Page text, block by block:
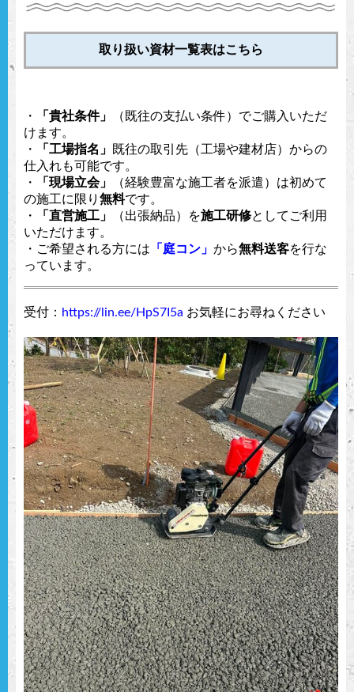
取り扱い資材一覧表はこちら
・ 「貴社条件」
（既往の支払い条件）でご購入いただ
けます。
・
「工場指名」
既往の取引先（工場や建材店）からの
仕入れも可能です。
・
「現場立会」
（経験豊富な施工者を派遣）は初めて
の施工に限り 無料です。
・
「直営施工」 （出張納品）を施工研修としてご利用
いただけます。
・ご希望される方には 「庭コン」 から無料送客を行な
っています。
受付： https://lin.ee/HpS7I5a お気軽にお尋ねください